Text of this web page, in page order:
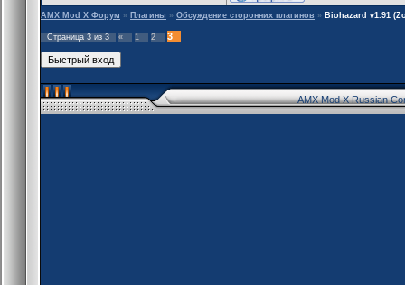
AMX Mod X Форум » Плагины » Обсуждение сторонних плагинов » Biohazard v1.91
Страница 3 из 3 « 1 2 3
AMX Mod X Russian